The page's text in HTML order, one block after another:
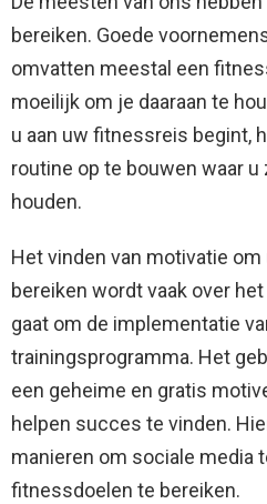
bereiken. Goede
omvatten meestal een
moeilijk om je daaraan te
u aan uw fitnessreis begint,
routine op te bouwen waar
houden.
Het vinden van motivatie
bereiken wordt vaak over
gaat om de implementatie
trainingsprogramma. Het
een geheime en gratis
helpen succes te vinden.
manieren om sociale media
fitnessdoelen te bereiken.